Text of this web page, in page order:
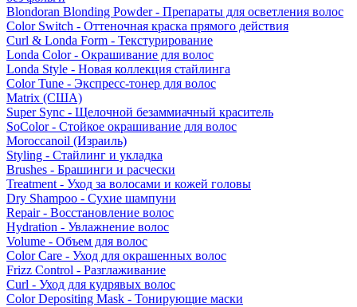
Blondoran Blonding Powder - Препараты для осветления волос
Color Switch - Оттеночная краска прямого действия
Curl & Londa Form - Текстурирование
Londa Color - Окрашивание для волос
Londa Style - Новая коллекция стайлинга
Color Tune - Экспресс-тонер для волос
Matrix (США)
Super Sync - Щелочной безаммиачный краситель
SoColor - Стойкое окрашивание для волос
Moroccanoil (Израиль)
Styling - Стайлинг и укладка
Brushes - Брашинги и расчески
Treatment - Уход за волосами и кожей головы
Dry Shampoo - Сухие шампуни
Repair - Восстановление волос
Hydration - Увлажнение волос
Volume - Объем для волос
Color Care - Уход для окрашенных волос
Frizz Control - Разглаживание
Curl - Уход для кудрявых волос
Color Depositing Mask - Тонирующие маски